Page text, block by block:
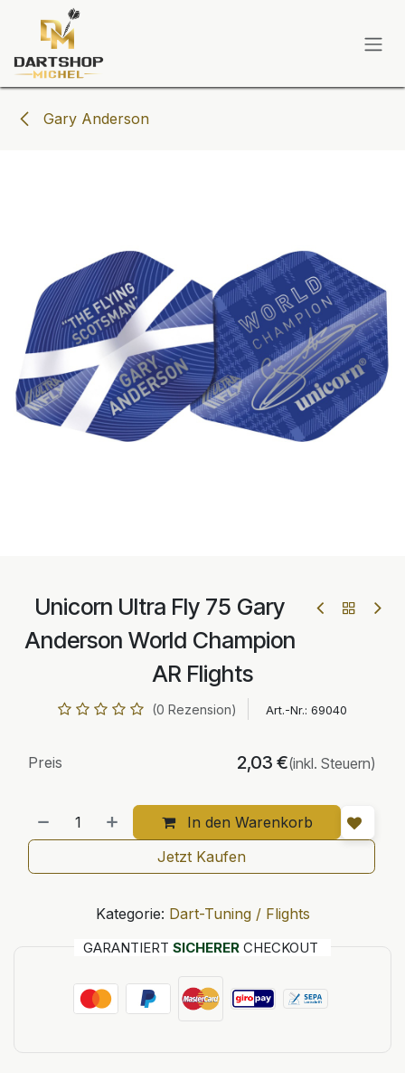
Zum Inhalt springen
Gary Anderson
Unicorn Ultra Fly 75 Gary
Anderson World Champion
AR Flights
(0 Rezension) Art.-Nr.: 69040
In den Warenkorb
Preis 2,03 €(inkl. Steuern)
Jetzt Kaufen
Kategorie: Dart-Tuning / Flights
GARANTIERT SICHERER CHECKOUT